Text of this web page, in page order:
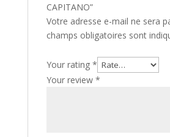
CAPITANO”
Votre adresse e-mail ne sera
champs obligatoires sont
Your rating *
Your review *